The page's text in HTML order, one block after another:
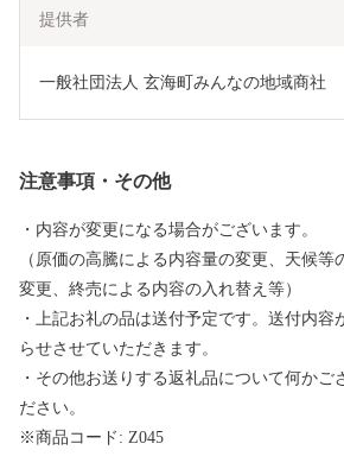
提供者
一般社団法人 玄海町みんなの地域商社
注意事項・その他
・内容が変更になる場合がございます。
（原価の高騰による内容量の変更、天候
変更、終売による内容の入れ替え等）
・上記お礼の品は送付予定です。送付内容
らせさせていただきます。
・その他お送りする返礼品について何かご
ださい。
※商品コード: Z045